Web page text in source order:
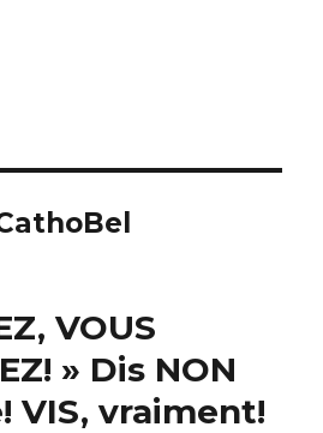
VOUS
» Dis NON
VIS, vraiment!